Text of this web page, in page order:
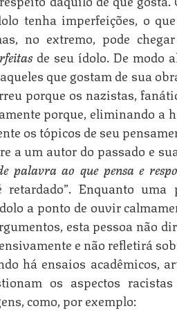
tenha imperfeições, o
no extremo, pode
de seu ídolo. De modo
que gostam de sua
porque os nazistas,
porque, eliminando a
os tópicos de seu
a um autor do passado e
palavra ao que pensa e
retardado”. Enquanto
a ponto de ouvir
esta pessoa não
e não refletirá
há ensaios acadêmicos,
os aspectos
como, por exemplo: